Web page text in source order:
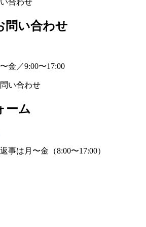
問い合わせ
金／9:00〜17:00
ーム
事は月〜金（8:00〜17:00）